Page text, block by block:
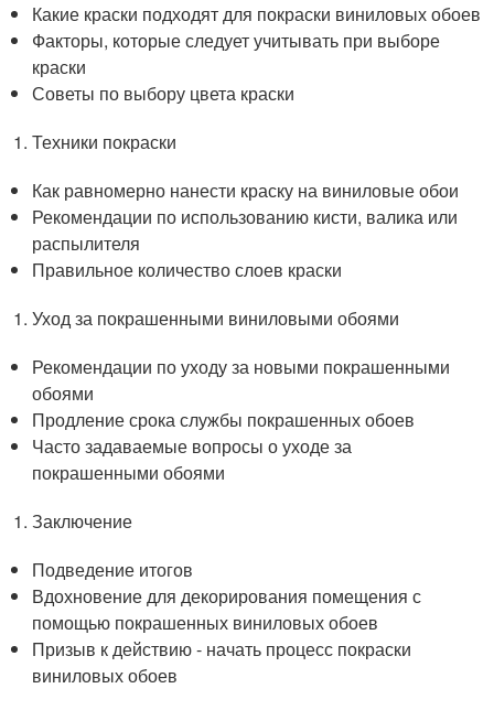
Какие краски подходят для покраски виниловых обоев
Факторы, которые следует учитывать при выборе
краски
Советы по выбору цвета краски
Техники покраски
Как равномерно нанести краску на виниловые обои
Рекомендации по использованию кисти, валика или
распылителя
Правильное количество слоев краски
Уход за покрашенными виниловыми обоями
Рекомендации по уходу за новыми покрашенными
обоями
Продление срока службы покрашенных обоев
Часто задаваемые вопросы о уходе за
покрашенными обоями
Заключение
Подведение итогов
Вдохновение для декорирования помещения с
помощью покрашенных виниловых обоев
Призыв к действию - начать процесс покраски
виниловых обоев